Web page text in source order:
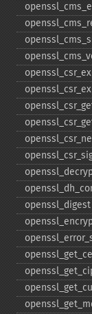
openssl_​digest